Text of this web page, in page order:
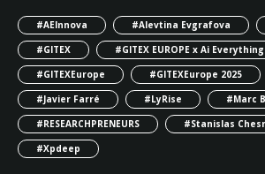
#AEInnova #Alevtina Evgrafova
#GITEX
#GITEX EUROPE x Ai Everything
#GITEXEurope
#GITEXEurope 2025
#Javier Farré
#LyRise
#Marc
#RESEARCHPRENEURS
#Stanislas
#Xpdeep